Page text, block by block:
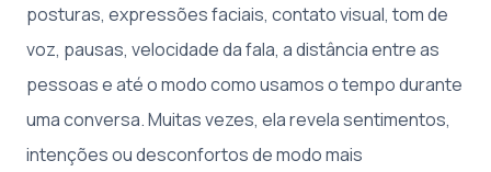
posturas, expressões faciais, contato visual, tom de
voz, pausas, velocidade da fala, a distância entre as
pessoas e até o modo como usamos o tempo durante
uma conversa. Muitas vezes, ela revela sentimentos,
intenções ou desconfortos de modo mais